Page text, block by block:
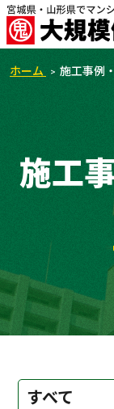
ホーム 施工事例
施工
すべて